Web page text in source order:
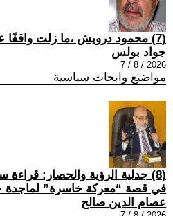
(7) محمود درويش ،ما زلت واقفًا على الريح بيننا
جواد بولس
2026 / 8 / 7
مواضيع وابحاث سياسية
(8) جدلية الرؤية والحصار:
في قصة “معركة خاسرة” لماجدة
عصام الدين صالح